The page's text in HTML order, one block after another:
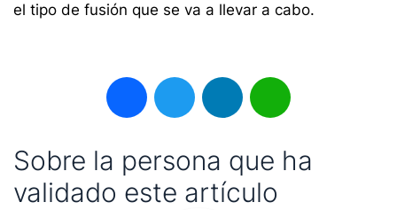
el tipo de fusión que se va a llevar a cabo.
Facebook TwitterLinkedInWhatsApp
Sobre la persona que ha
validado este artículo